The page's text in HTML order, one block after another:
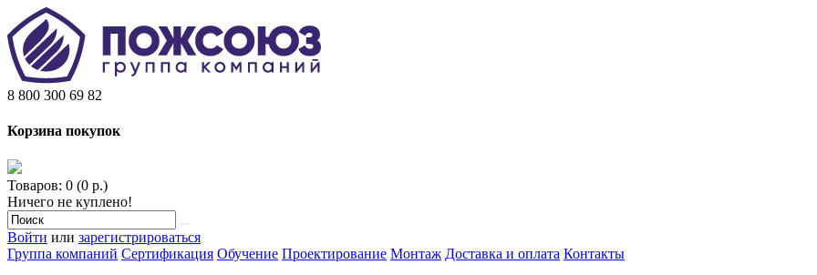
8 800 300 69 82
Корзина покупок
Товаров: 0 (0 р.)
Ничего не куплено!
Войти или зарегистрироваться
Группа компаний Сертификация Обучение Проектирование Монтаж Доставка и оплата Контакты